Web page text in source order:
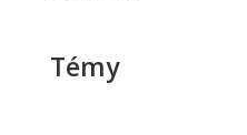
Témy